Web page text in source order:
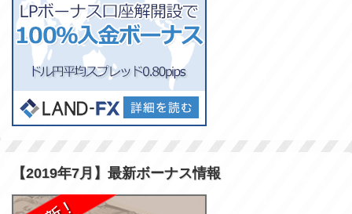
【2019年7月】最新ボーナス情報